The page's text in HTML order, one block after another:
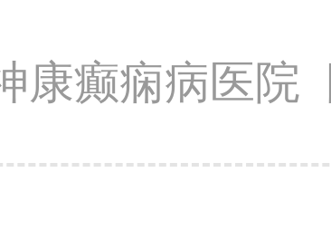
康癫痫病医院